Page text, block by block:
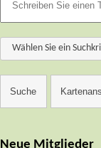
Wählen Sie ein
Neue Mitglieder